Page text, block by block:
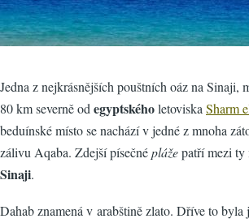
Jedna z nejkrásnějších pouštních oáz na Sinaji,
80 km severně od egyptskéholetoviska Sharm
beduínské místo se nachází v jedné z mnoha
zálivu Aqaba. Zdejší písečnéplážepatří mezi
Sinaji.
Dahab znamená v arabštině zlato. Dříve to byla